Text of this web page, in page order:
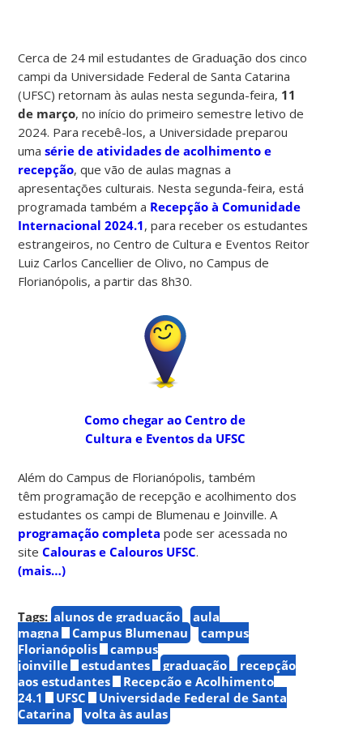
Cerca de 24 mil estudantes de Graduação dos cinco
campi da Universidade Federal de Santa Catarina
(UFSC) retornam às aulas nesta segunda-feira, 11
de março, no início do primeiro semestre letivo de
2024. Para recebê-los, a Universidade preparou
umasérie de atividades de acolhimento e
recepção, que vão de aulas magnas a
apresentações culturais. Nesta segunda-feira, está
programada também a Recepção à Comunidade
Internacional 2024.1, para receber os estudantes
estrangeiros, no Centro de Cultura e Eventos Reitor
Luiz Carlos Cancellier de Olivo, no Campus de
Florianópolis, a partir das 8h30.
Como chegar ao Centro de
Cultura e Eventos da UFSC
Além do Campus de Florianópolis, também
têm programação de recepção e acolhimento dos
estudantes os campi de Blumenau e Joinville. A
programação completa pode ser acessada no
siteCalouras e Calouros UFSC.
(mais…)
Tags: alunos de graduação
aula
magna
Campus Blumenau
campus
Florianópolis
campus
joinville
estudantes graduação
recepção
aos estudantes
Recepção e Acolhimento
24.1
UFSC
Universidade Federal de Santa
Catarina
volta às aulas